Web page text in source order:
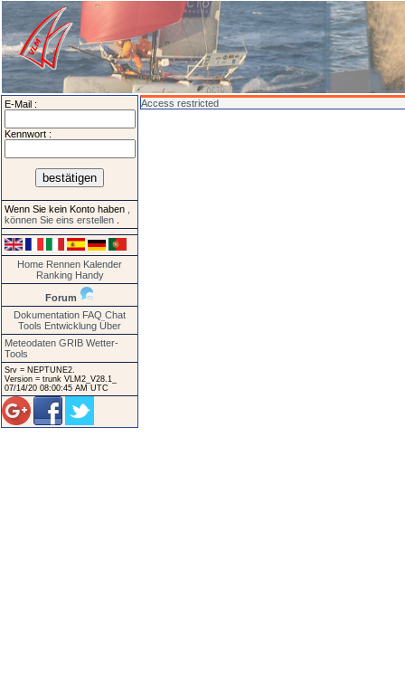
E-Mail :
Kennwort :
Wenn Sie kein Konto haben
können Sie eins erstellen
Home Rennen Kalender
Ranking Handy
Forum
Dokumentation FAQ Chat
Tools Entwicklung Über
Meteodaten GRIB Wetter-
Tools
Srv = NEPTUNE2.
Version = trunk VLM2_V28.1_
07/14/20 08:00:45 AM UTC
Access restricted